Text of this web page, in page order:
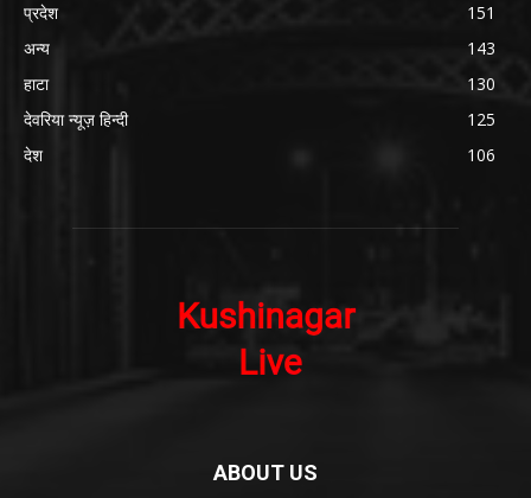
प्रदेश
151
अन्य
143
हाटा
130
देवरिया न्यूज़ हिन्दी
125
देश
106
ABOUT US